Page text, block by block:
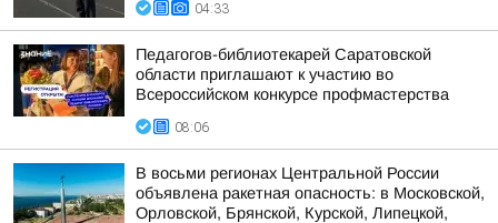
04:33
Педагогов-библиотекарей Саратовской
области приглашают к участию во
Всероссийском конкурсе профмастерства
08:06
В восьми регионах Центральной России
объявлена ракетная опасность: в Московской,
Орловской, Брянской, Курской, Липецкой,